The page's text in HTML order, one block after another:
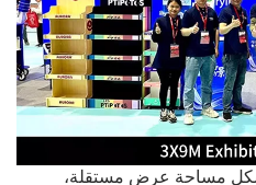
مساحة عرض مستقلة،